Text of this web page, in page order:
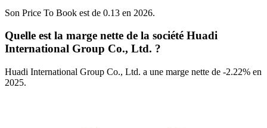
Son Price To Book est de 0.13 en 2026.
Quelle est la marge nette de la société Huadi
International Group Co., Ltd. ?
Huadi International Group Co., Ltd. a une marge nette de -2.22% en
2025.